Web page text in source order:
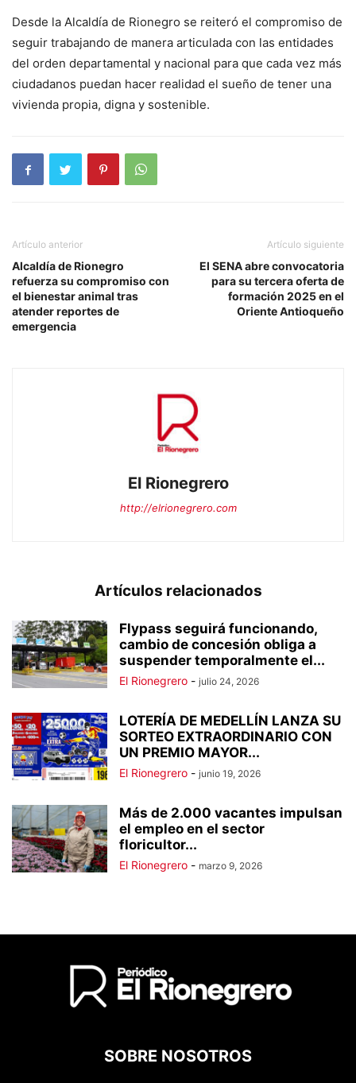
Desde la Alcaldía de Rionegro se reiteró el compromiso de
seguir trabajando de manera articulada con las entidades
del orden departamental y nacional para que cada vez más
ciudadanos puedan hacer realidad el sueño de tener una
vivienda propia, digna y sostenible.
Artículo anterior
Alcaldía de Rionegro
refuerza su compromiso con
el bienestar animal tras
atender reportes de
emergencia
Artículo siguiente
El SENA abre convocatoria
para su tercera oferta de
formación 2025 en el
Oriente Antioqueño
El Rionegrero
http://elrionegrero.com
Artículos relacionados
Flypass seguirá funcionando,
cambio de concesión obliga a
suspender temporalmente el...
El Rionegrero - julio 24, 2026
LOTERÍA DE MEDELLÍN LANZA SU
SORTEO EXTRAORDINARIO CON
UN PREMIO MAYOR...
El Rionegrero - junio 19, 2026
Más de 2.000 vacantes impulsan
el empleo en el sector
floricultor...
El Rionegrero - marzo 9, 2026
SOBRE NOSOTROS